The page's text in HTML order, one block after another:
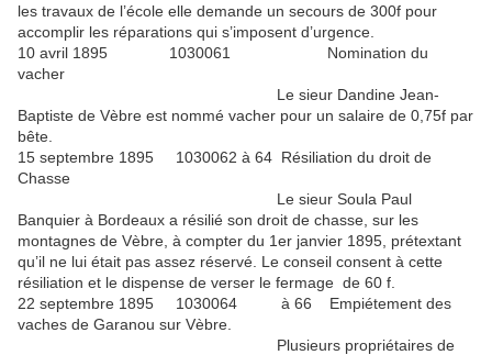
les travaux de l’école elle demande un secours de 300f pour
accomplir les réparations qui s’imposent d’urgence.
10 avril 1895 1030061 Nomination du
vacher
Le sieur Dandine Jean-
Baptiste de Vèbre est nommé vacher pour un salaire de 0,75f par
bête.
15 septembre 1895 1030062 à 64 Résiliation du droit de
Chasse
Le sieur Soula Paul
Banquier à Bordeaux a résilié son droit de chasse, sur les
montagnes de Vèbre, à compter du 1er janvier 1895, prétextant
qu’il ne lui était pas assez réservé. Le conseil consent à cette
résiliation et le dispense de verser le fermage de 60 f.
22 septembre 1895 1030064 à 66 Empiétement des
vaches de Garanou sur Vèbre.
Plusieurs propriétaires de